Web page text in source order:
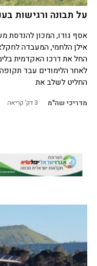
על תבונה ורגישות
אסף גודו, המכון להנדסת
אילן הלחמי, המעבדה
החל את דרכו האקדמית
לאחר הלימודים עבד
החליט לשלב את
מדריכי שה"מ 3דק' קריאה